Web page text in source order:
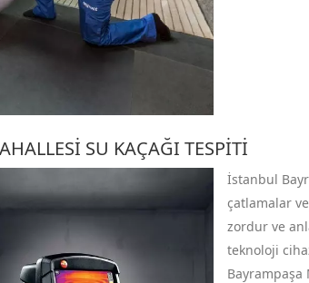
SU KAÇAĞI TESPITI
İstanbul
çatlamalar
zordur ve
teknoloji
Bayrampaşa